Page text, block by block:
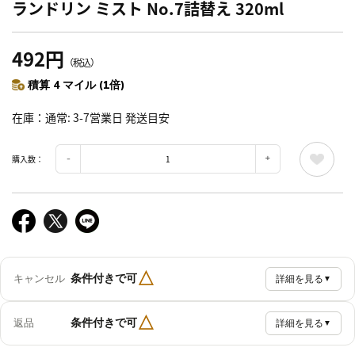
ランドリン ミスト No.7詰替え 320ml
492円 （税込）
積算 4 マイル (1倍)
在庫 通常: 3-7営業日 発送目安
購入数：
キャンセル 条件付きで可△ 詳細を見る ▼
返品 条件付きで可△ 詳細を見る ▼